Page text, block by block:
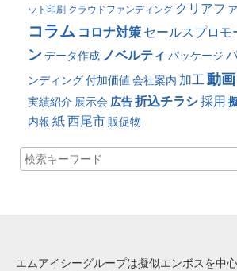
ット印刷 クラウドファンディング クリアフ
コラム コロナ対策 セールスプロモ
ンデータ作成 ノベルティ パッケージ
ンディング付加価値 会社案内 加工動画
実績紹介 展示会 広告折込チラシ採用
内報 紙西尾市販促物
エムアイシーグループは擬似エンボスを中